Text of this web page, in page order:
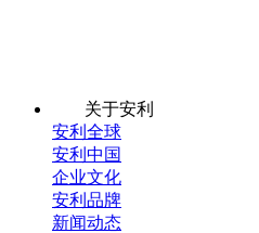
关于安利
安利全球
安利中国
企业文化
安利品牌
新闻动态